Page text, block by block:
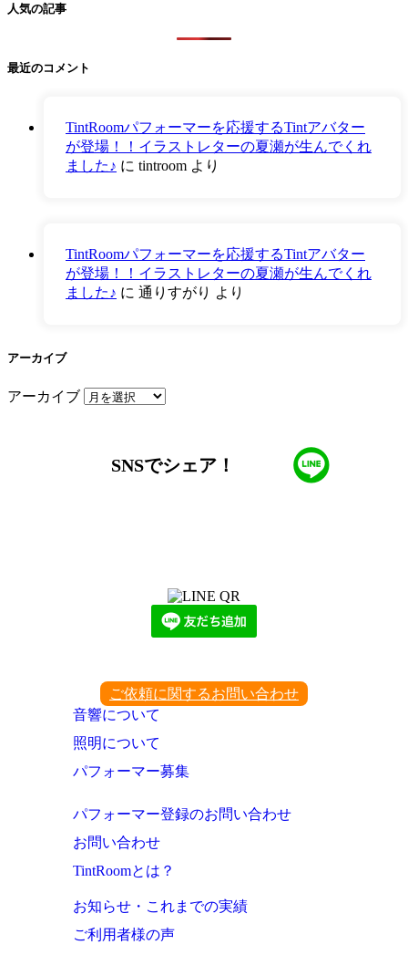
人気の記事
最近のコメント
TintRoomパフォーマーを応援するTintアバター
が登場！！イラストレターの夏瀬が生んでくれ
ました♪ に tintroom より
TintRoomパフォーマーを応援するTintアバター
が登場！！イラストレターの夏瀬が生んでくれ
ました♪ に 通りすがり より
アーカイブ
アーカイブ
SNSでシェア！
ご依頼に関するお問い合わせ
音響について
照明について
パフォーマー募集
パフォーマー登録のお問い合わせ
お問い合わせ
TintRoomとは？
お知らせ・これまでの実績
ご利用者様の声